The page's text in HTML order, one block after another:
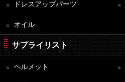
ドレスアップパーツ
オイル
サプライリスト
ヘルメット